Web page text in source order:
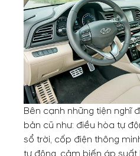
Bên cạnh những tiện nghĩ
bản cũ như: điều hòa tự
sổ trời, cốp điện thông